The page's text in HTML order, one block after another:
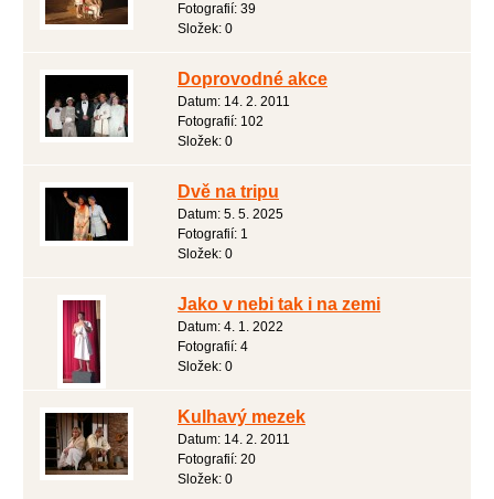
Fotografií: 39
Složek: 0
Doprovodné akce
Datum: 14. 2. 2011
Fotografií: 102
Složek: 0
Dvě na tripu
Datum: 5. 5. 2025
Fotografií: 1
Složek: 0
Jako v nebi tak i na zemi
Datum: 4. 1. 2022
Fotografií: 4
Složek: 0
Kulhavý mezek
Datum: 14. 2. 2011
Fotografií: 20
Složek: 0